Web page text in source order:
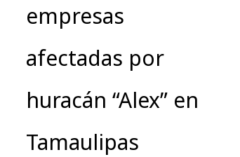
empresas
afectadas por
huracán “Alex” en
Tamaulipas